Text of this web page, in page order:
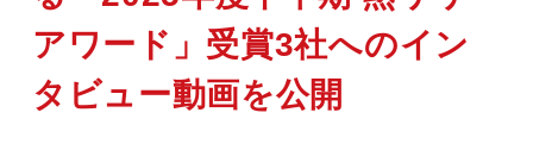
アワード」受賞3社へのイン
タビュー動画を公開